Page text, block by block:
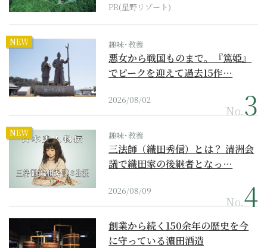
PR(星野リゾート)
NEW 趣味･教養
悪女から戦国ものまで。『篤姫』
でピークを迎えて過去15作…
2026/08/02
No.
NEW 趣味･教養
三法師（織田秀信）とは？ 清洲会
議で織田家の後継者となっ…
2026/08/09
No.
創業から続く150余年の歴史を今
に守っている濵田酒造